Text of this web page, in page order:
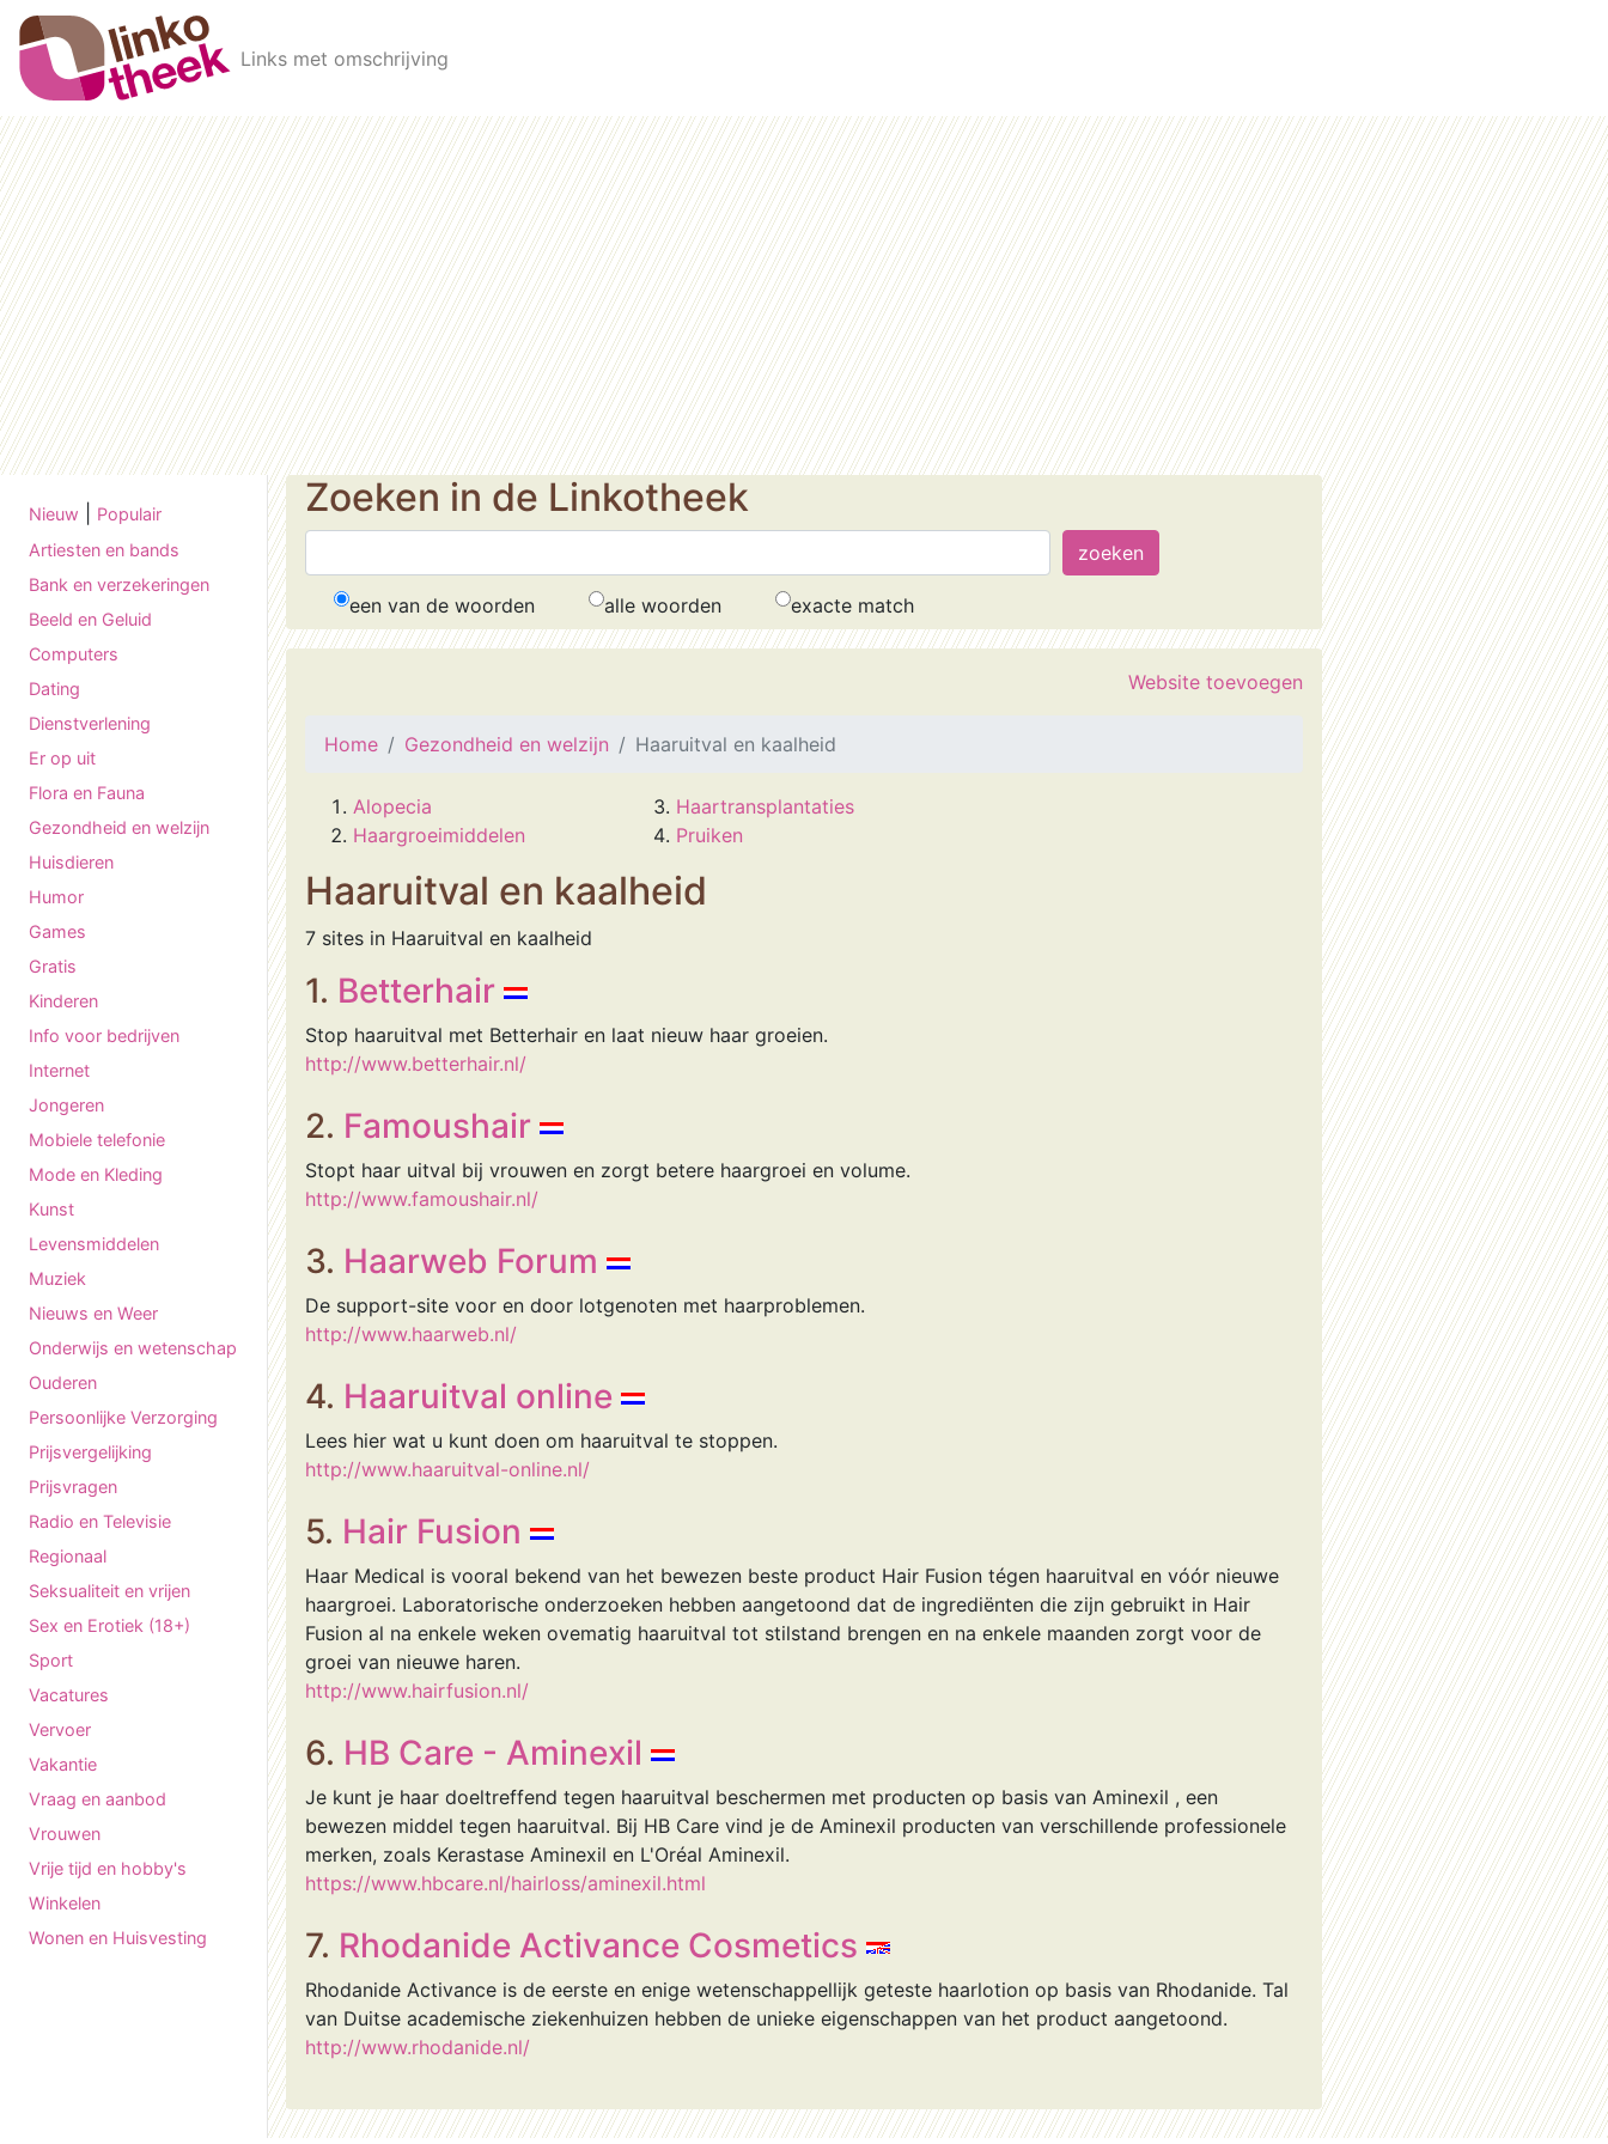
Skip to main content
Links met omschrijving
Nieuw
Populair
Artiesten en bands
Bank en verzekeringen
Beeld en Geluid
Computers
Dating
Dienstverlening
Er op uit
Flora en Fauna
Gezondheid en welzijn
Huisdieren
Humor
Games
Gratis
Kinderen
Info voor bedrijven
Internet
Jongeren
Mobiele telefonie
Mode en Kleding
Kunst
Levensmiddelen
Muziek
Nieuws en Weer
Onderwijs en wetenschap
Ouderen
Persoonlijke Verzorging
Prijsvergelijking
Prijsvragen
Radio en Televisie
Regionaal
Seksualiteit en vrijen
Sex en Erotiek (18+)
Sport
Vacatures
Vervoer
Vakantie
Vraag en aanbod
Vrouwen
Vrije tijd en hobby's
Winkelen
Wonen en Huisvesting
Zoeken in de Linkotheek
een van de woorden alle woorden exacte match
Website toevoegen
Home Gezondheid en welzijn Haaruitval en kaalheid
Alopecia
Haargroeimiddelen
Haartransplantaties
Pruiken
Haaruitval en kaalheid
7 sites in Haaruitval en kaalheid
1. Betterhair
Stop haaruitval met Betterhair en laat nieuw haar groeien.
http://www.betterhair.nl/
2. Famoushair
Stopt haar uitval bij vrouwen en zorgt betere haargroei en volume.
http://www.famoushair.nl/
3. Haarweb Forum
De support-site voor en door lotgenoten met haarproblemen.
http://www.haarweb.nl/
4. Haaruitval online
Lees hier wat u kunt doen om haaruitval te stoppen.
http://www.haaruitval-online.nl/
5. Hair Fusion
Haar Medical is vooral bekend van het bewezen beste product Hair Fusion tégen haaruitval en vóór nieuwe
haargroei. Laboratorische onderzoeken hebben aangetoond dat de ingrediënten die zijn gebruikt in Hair
Fusion al na enkele weken ovematig haaruitval tot stilstand brengen en na enkele maanden zorgt voor de
groei van nieuwe haren.
http://www.hairfusion.nl/
6. HB Care - Aminexil
Je kunt je haar doeltreffend tegen haaruitval beschermen met producten op basis van Aminexil , een
bewezen middel tegen haaruitval. Bij HB Care vind je de Aminexil producten van verschillende professionele
merken, zoals Kerastase Aminexil en L'Oréal Aminexil.
https://www.hbcare.nl/hairloss/aminexil.html
7. Rhodanide Activance Cosmetics
Rhodanide Activance is de eerste en enige wetenschappellijk geteste haarlotion op basis van Rhodanide. Tal
van Duitse academische ziekenhuizen hebben de unieke eigenschappen van het product aangetoond.
http://www.rhodanide.nl/